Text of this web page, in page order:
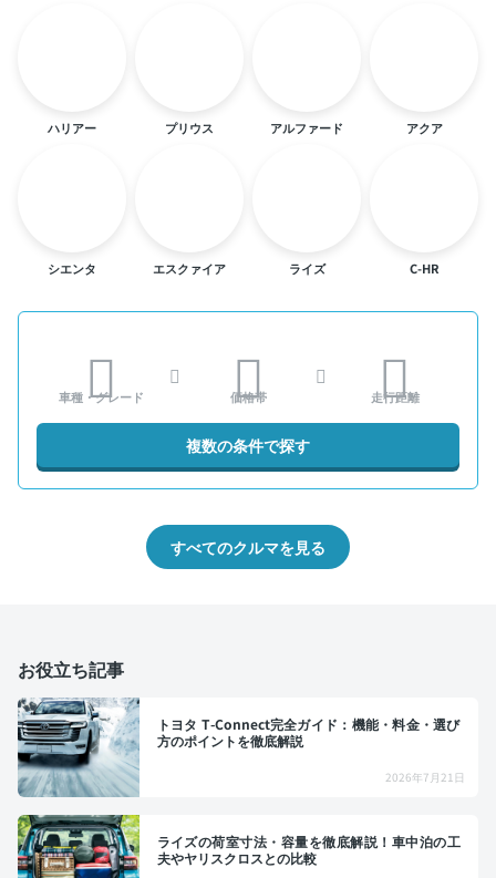
ハリアー プリウス アルファード アクア
シエンタ エスクァイア ライズ C-HR
車種・グレード 価格帯 走行距離
複数の条件で探す
すべてのクルマを見る
お役立ち記事
トヨタ T-Connect完全ガイド：機能・料金・選び
方のポイントを徹底解説
2026年7月21日
ライズの荷室寸法・容量を徹底解説！車中泊の工
夫やヤリスクロスとの比較